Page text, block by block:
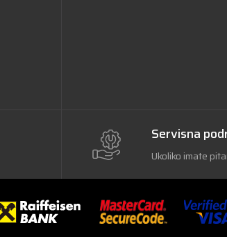
Servisna
Ukoliko imate